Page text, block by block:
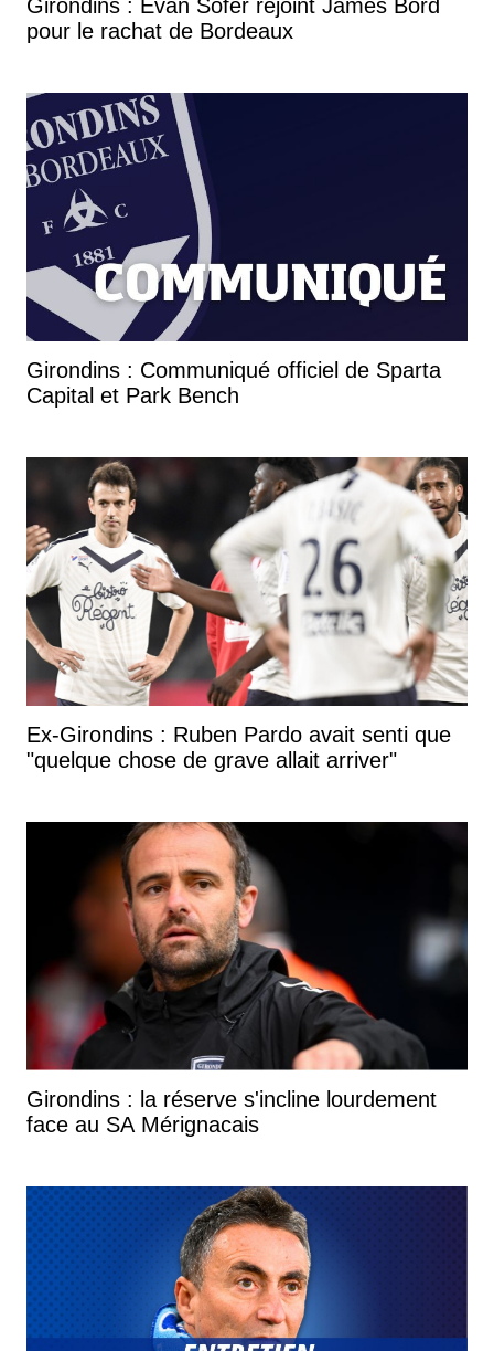
Girondins : Evan Sofer rejoint James Bord
pour le rachat de Bordeaux
Girondins : Communiqué officiel de Sparta
Capital et Park Bench
Ex-Girondins : Ruben Pardo avait senti que
"quelque chose de grave allait arriver"
Girondins : la réserve s'incline lourdement
face au SA Mérignacais